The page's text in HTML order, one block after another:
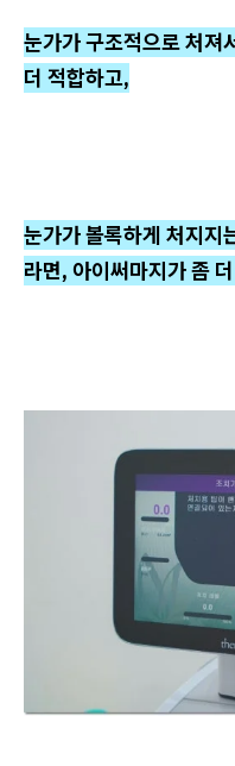
눈가가 구조적으로 처져
더 적합하고,
눈가가 볼록하게 처지지
라면, 아이써마지가 좀